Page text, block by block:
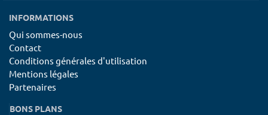
INFORMATIONS
Qui sommes-nous
Contact
Conditions générales d'utilisation
Mentions légales
Partenaires
BONS PLANS